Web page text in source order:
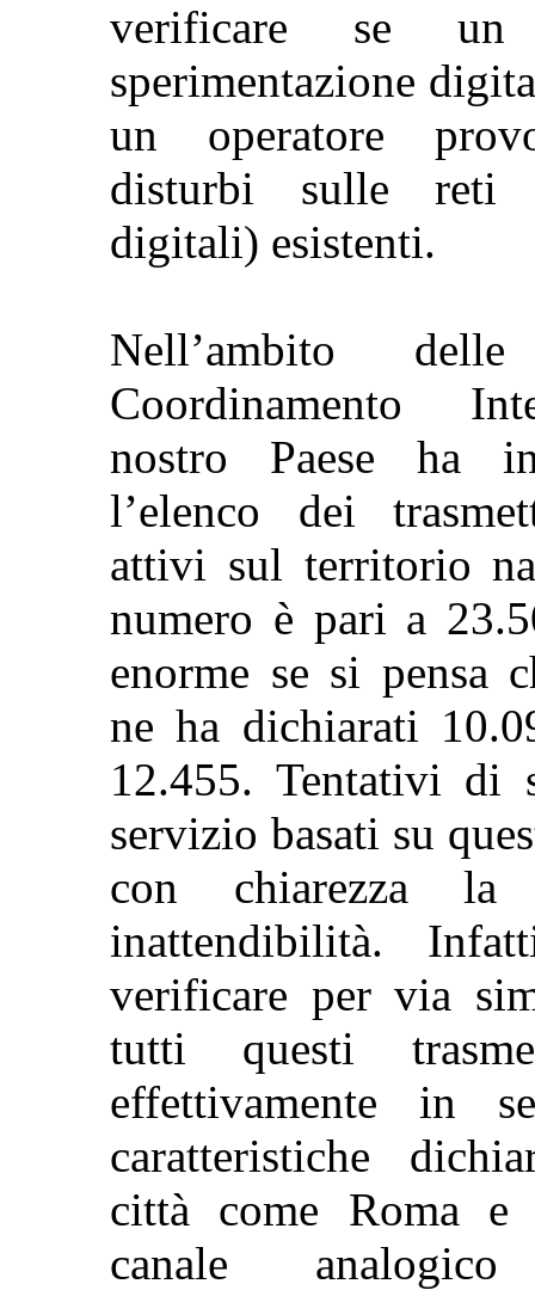
verificare se
sperimentazione
un operatore
disturbi sulle reti
digitali) esistenti.
Nell’ambito
Coordinamento
nostro Paese ha
l’elenco dei
attivi sul territorio
numero è pari a
enorme se si pensa
ne ha dichiarati
12.455. Tentativi di
servizio basati su
con chiarezza la
inattendibilità.
verificare per via
tutti questi
effettivamente in
caratteristiche
città come Roma e
canale analogico